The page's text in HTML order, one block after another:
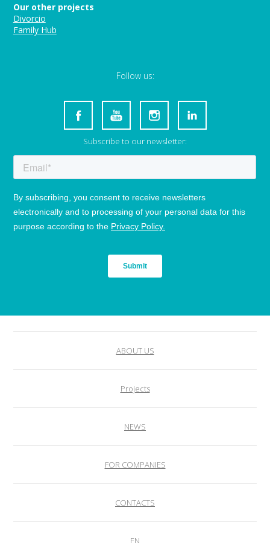
Our other projects
Divorcio
Family Hub
Follow us:
Subscribe to our newsletter:
ABOUT US
Projects
NEWS
FOR COMPANIES
CONTACTS
EN